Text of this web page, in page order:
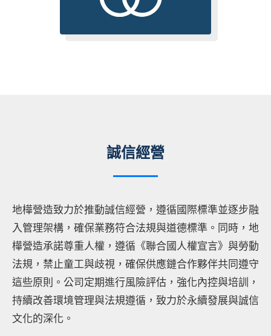
誠信經營
地樺營造致力於推動誠信經營，遵循國際標準並逐步融
入管理架構，確保業務符合法規與道德標準。同時，地
樺營造承諾尊重人權，遵循《聯合國人權宣言》與勞動
法規，禁止童工與歧視，確保供應鏈合作夥伴共同遵守
這些原則。公司定期進行風險評估，強化內控與培訓，
持續改善環境管理與法規遵循，致力於永續發展與誠信
文化的深化。